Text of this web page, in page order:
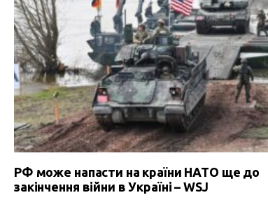
РФ може напасти на країни НАТО ще до
закінчення війни в Україні – WSJ